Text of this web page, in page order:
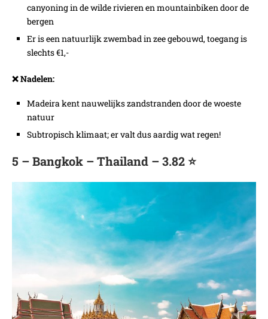
canyoning in de wilde rivieren en mountainbiken door de
bergen
Er is een natuurlijk zwembad in zee gebouwd, toegang is
slechts €1,-
❌ Nadelen:
Madeira kent nauwelijks zandstranden door de woeste
natuur
Subtropisch klimaat; er valt dus aardig wat regen!
5 – Bangkok – Thailand – 3.82 ⭐️